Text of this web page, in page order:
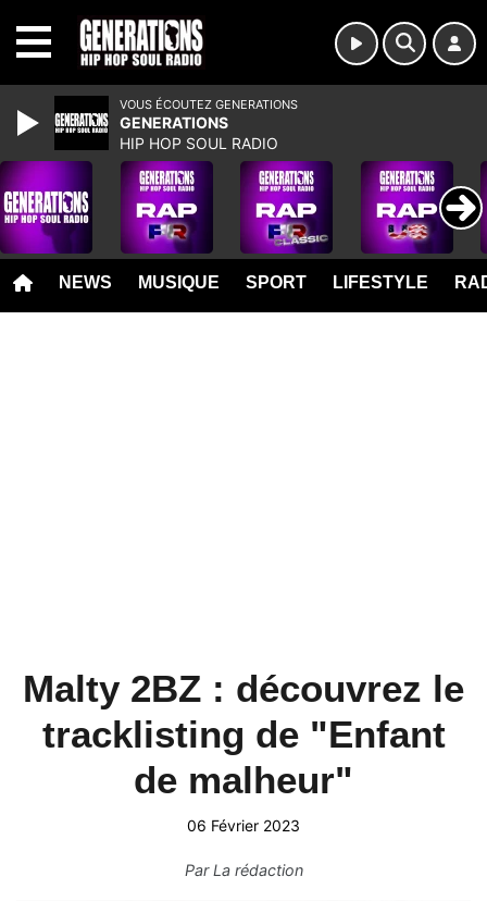
NEWS MUSIQUE SPORT LIFESTYLE
Malty 2BZ : découvrez le
tracklisting de "Enfant
de malheur"
06 Février 2023
ParLa rédaction
VOUS ÉCOUTEZ GENERATIONS
GENERATIONS
HIP HOP SOUL RADIO